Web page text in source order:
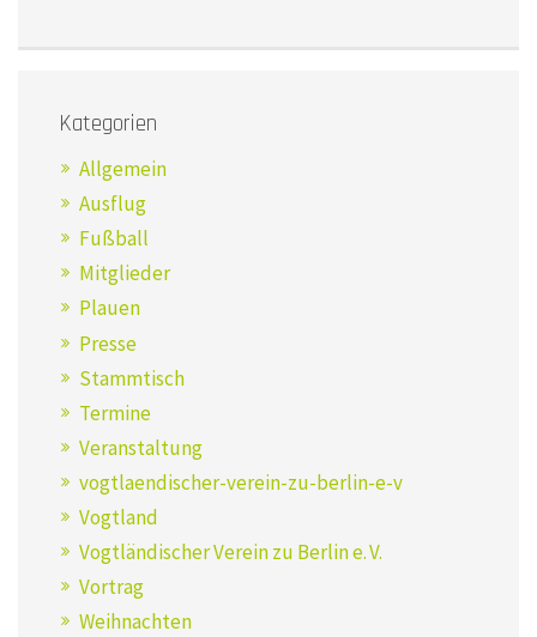
Kategorien
Allgemein
Ausflug
Fußball
Mitglieder
Plauen
Presse
Stammtisch
Termine
Veranstaltung
vogtlaendischer-verein-zu-berlin-e-v
Vogtland
Vogtländischer Verein zu Berlin e. V.
Vortrag
Weihnachten